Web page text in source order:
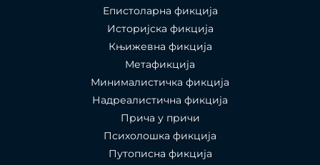
Епистоларна фикција
Историјска фикција
Књижевна фикција
Метафикција
Минималистичка фикција
Надреалистична фикција
Прича у причи
Психолошкa фикција
Путописна фикција